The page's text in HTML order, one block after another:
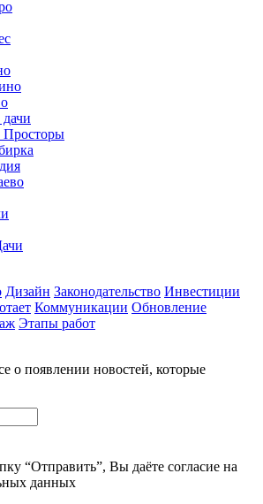
Просторы
Дизайн Законодательство Инвестиции
Коммуникации Обновление
Этапы работ
о появлении новостей, которые
“Отправить”, Вы даёте согласие на
данных